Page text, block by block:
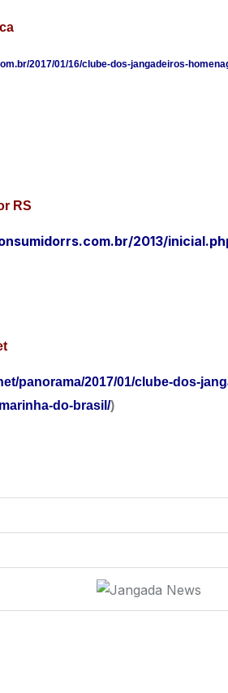
2017/01/16/clube-dos-jangadeiros-
RS
2013/
panorama/2017/01/clube-dos-
do-brasil/)